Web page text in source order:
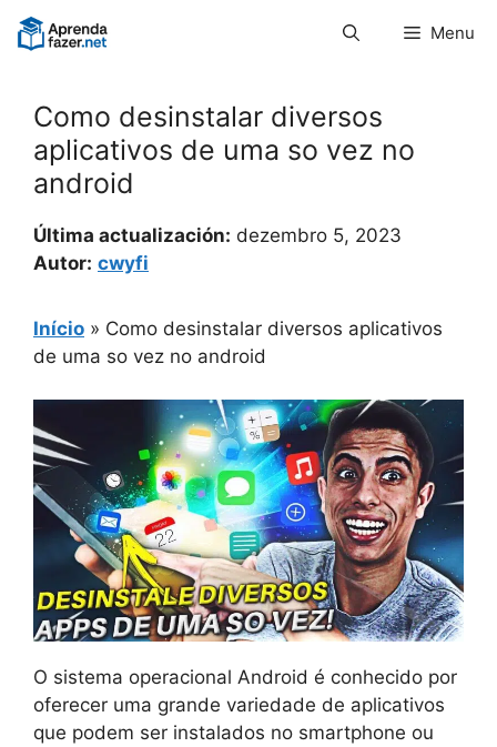
Pular
para
Menu
Como desinstalar diversos
aplicativos de uma so vez no
android
Última actualización: dezembro 5, 2023
Autor: cwyfi
Início » Como desinstalar diversos aplicativos
de uma so vez no android
O sistema operacional Android é conhecido por
oferecer uma grande variedade de aplicativos
que podem ser instalados no smartphone ou